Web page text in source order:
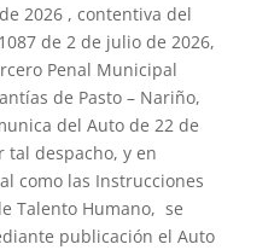
2026 , contentiva del
de 2 de julio de 2026,
Penal Municipal
de Pasto – Nariño,
del Auto de 22 de
tal despacho, y en
como las Instrucciones
Talento Humano, se
publicación el Auto